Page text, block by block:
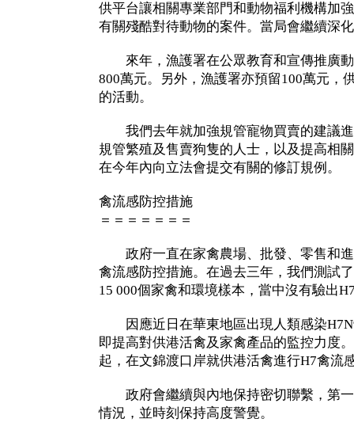
供平台讓相關專業部門和動物福利機構加
有關殘酷對待動物的案件。當局會繼續深
來年，漁護署在公眾教育和宣傳推廣動
800萬元。另外，漁護署亦預留100萬元，
的活動。
我們去年就加強規管寵物買賣的建議進
規管繁殖及售賣狗隻的人士，以及提高相
在今年內向立法會提交有關的修訂規例。
禽流感防控措施
＝＝＝＝＝＝＝
政府一直在家禽農場、批發、零售和進
禽流感防控措施。在過去三年，我們測試
15 000個家禽和環境樣本，當中沒有驗出
因應近日在華東地區出現人類感染
即提高對供港活禽及家禽產品的監控力度
起，在文錦渡口岸就供港活禽進行H7禽流
政府會繼續與內地保持密切聯繫，第一
情況，並時刻保持高度警覺。